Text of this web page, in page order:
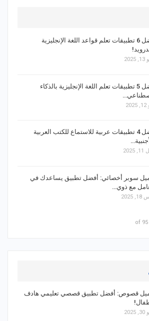
أفضل 6 تطبيقات تعلم قواعد اللغة الإنجليزية
أفضل 5 تطبيقات تعلم اللغة الإنجليزية بالذكاء
أفضل 4 تطبيقات عربية للاستماع للكتب العربية
سوبر أخصائي: أفضل تطبيق يساعدك في
مع ذوي…
قصوص: أفضل تطبيق قصصي تعليمي هادف